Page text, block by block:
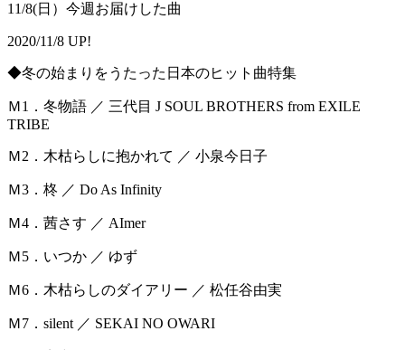
11/8(日）今週お届けした曲
2020/11/8 UP!
◆冬の始まりをうたった日本のヒット曲特集
Ｍ1．冬物語 ／ 三代目 J SOUL BROTHERS from EXILE
TRIBE
Ｍ2．木枯らしに抱かれて ／ 小泉今日子
Ｍ3．柊 ／ Do As Infinity
Ｍ4．茜さす ／ AImer
Ｍ5．いつか ／ ゆず
Ｍ6．木枯らしのダイアリー ／ 松任谷由実
Ｍ7．silent ／ SEKAI NO OWARI